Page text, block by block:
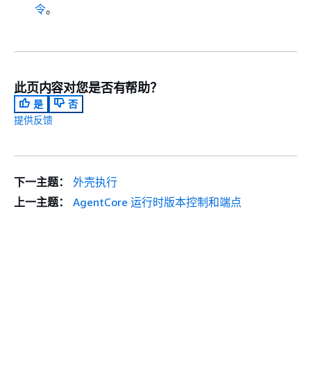
令。
此页内容对您是否有帮助？
是
否
提供反馈
下一主题：
外壳执行
上一主题：
AgentCore 运行时版本控制和端点